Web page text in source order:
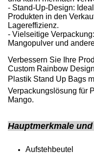
- Stand-Up-Design:
Produkten in den
Lagereffizienz.
- Vielseitige
Mangopulver und
Verbessern Sie Ihre
Custom Rainbow
Plastik Stand Up Bags
Verpackungslösung für
Mango.
Hauptmerkmale
Aufstehbeutel